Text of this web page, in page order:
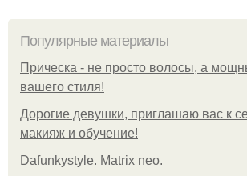
Популярные материалы
Прическа - не просто волосы, а
вашего стиля!
Дорогие девушки, приглашаю вас к
макияж и обучение!
Dafunkystyle. Matrix neo.